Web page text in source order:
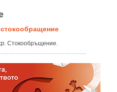
стокообращение
Стокообръщение.